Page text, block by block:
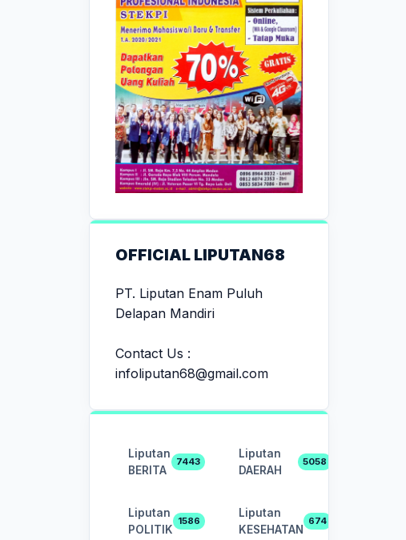
OFFICIAL LIPUTAN68
PT. Liputan Enam Puluh
Delapan Mandiri
Contact Us :
infoliputan68@gmail.com
Liputan
BERITA
7443
Liputan
DAERAH
5058
Liputan
POLITIK
1586
Liputan
KESEHATAN
674